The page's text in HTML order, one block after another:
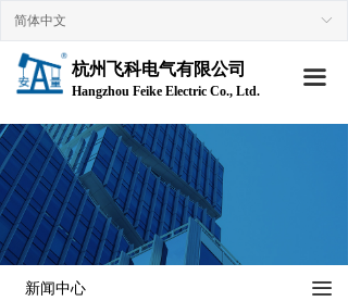
杭州飞科电气有限公司
Hangzhou Feike Electric Co., Ltd.
끀
首页
走进飞科
→ 公司简介
→企业文化
→ 组织架构
→ 荣誉资质
ꀅ
简体中文
끀
新闻中心